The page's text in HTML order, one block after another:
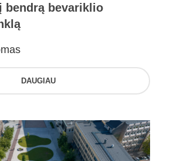
bendrą bevariklio
DAUGIAU